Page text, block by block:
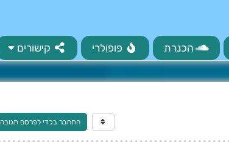
הכנרת פופולרי קישורים
התחבר בכדי לפרסם תגובה